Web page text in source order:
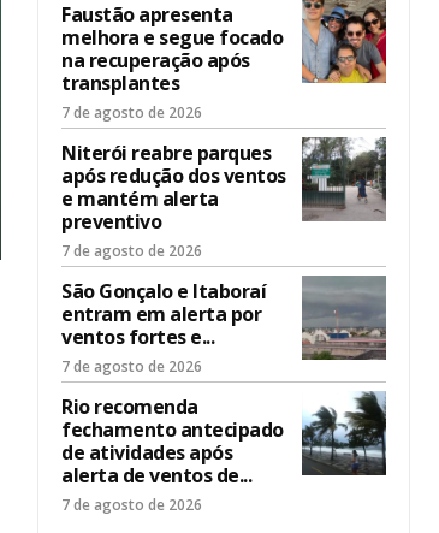
Faustão apresenta
melhora e segue focado
na recuperação após
transplantes
7 de agosto de 2026
Niterói reabre parques
após redução dos ventos
e mantém alerta
preventivo
7 de agosto de 2026
São Gonçalo e Itaboraí
entram em alerta por
ventos fortes e...
7 de agosto de 2026
Rio recomenda
fechamento antecipado
de atividades após
alerta de ventos de...
7 de agosto de 2026